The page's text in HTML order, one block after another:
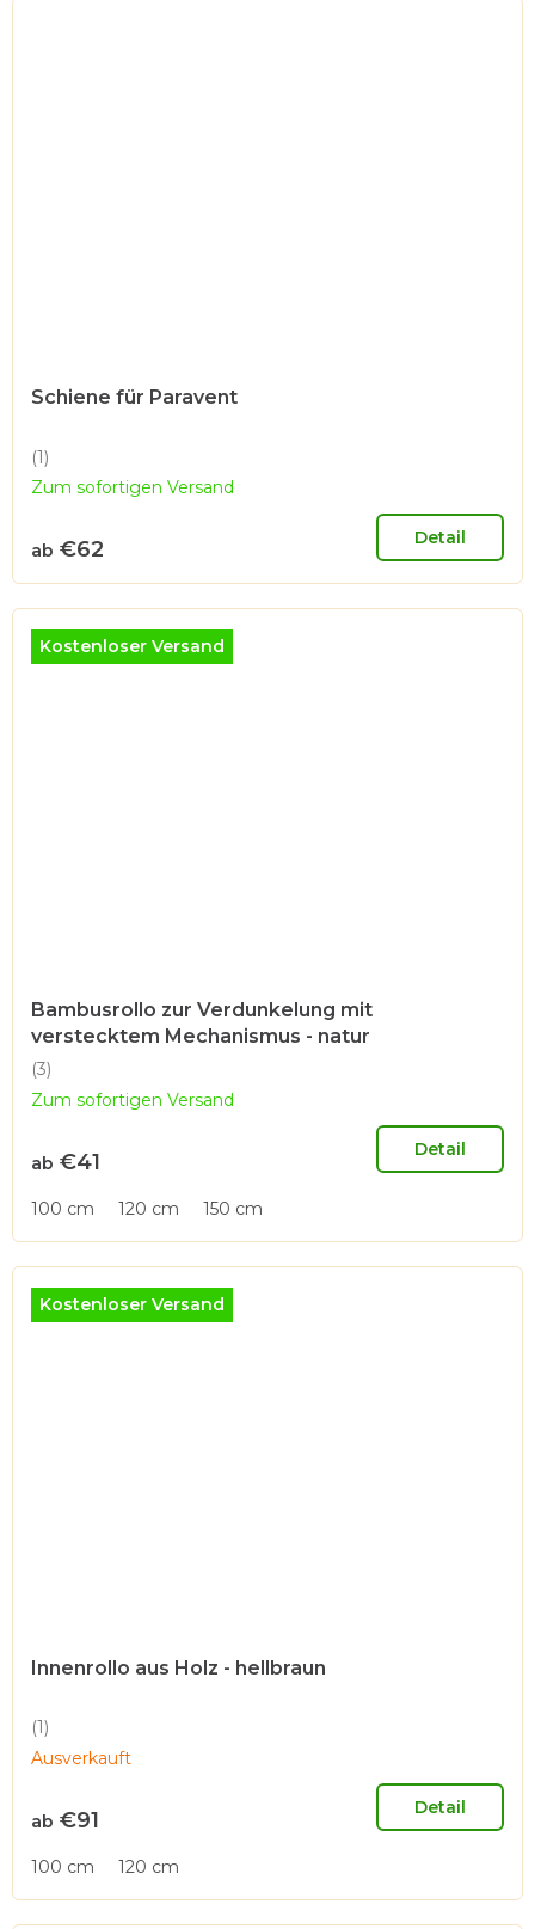
Schiene für Paravent
Die
durchschnittliche
5,0
von
5
Sternen.
(1)
Zum sofortigen Versand
ab €62 Detail
Kostenloser Versand
Bambusrollo zur Verdunkelung mit
verstecktem Mechanismus - natur
Die
durchschnittliche
5,0
5
Sternen.
(3)
Zum sofortigen Versand
ab €41 Detail
100 cm 120 cm 150 cm
Kostenloser Versand
Innenrollo aus Holz - hellbraun
Die
durchschnittliche
5,0
5
Sternen.
(1)
Ausverkauft
ab €91 Detail
100 cm 120 cm